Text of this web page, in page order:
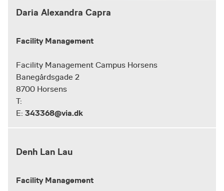
Daria Alexandra Capra
Facility Management
Facility Management Campus Horsens
Banegårdsgade 2
8700 Horsens
T:
E: 343368@via.dk
Denh Lan Lau
Facility Management